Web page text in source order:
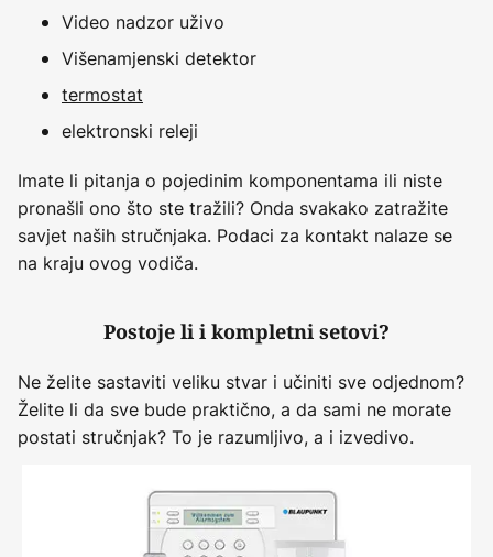
Video nadzor uživo
Višenamjenski detektor
termostat
elektronski releji
Imate li pitanja o pojedinim komponentama ili niste
pronašli ono što ste tražili? Onda svakako zatražite
savjet naših stručnjaka. Podaci za kontakt nalaze se
na kraju ovog vodiča.
Postoje li i kompletni setovi?
Ne želite sastaviti veliku stvar i učiniti sve odjednom?
Želite li da sve bude praktično, a da sami ne morate
postati stručnjak? To je razumljivo, a i izvedivo.